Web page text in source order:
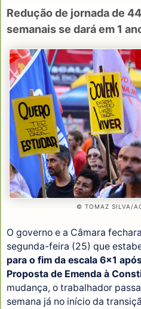
Redução de jornada de
semanais se dará em 1
© TOMAZ SILVA/
O governo e a Câmara
segunda-feira (25) que
para o fim da escala 6x1
Proposta de Emenda à
mudança, o trabalhador
semana já no início da